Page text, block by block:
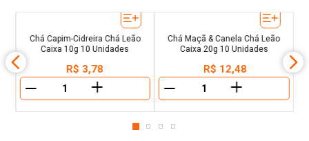
Chá Capim-Cidreira Chá Leão
Caixa 10g 10 Unidades
78
＋
Chá Maçã & Canela Chá Leão
Caixa 20g 10 Unidades
R$ 48
＋